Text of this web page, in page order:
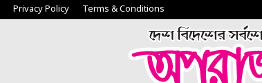
Privacy Policy Terms & Conditions